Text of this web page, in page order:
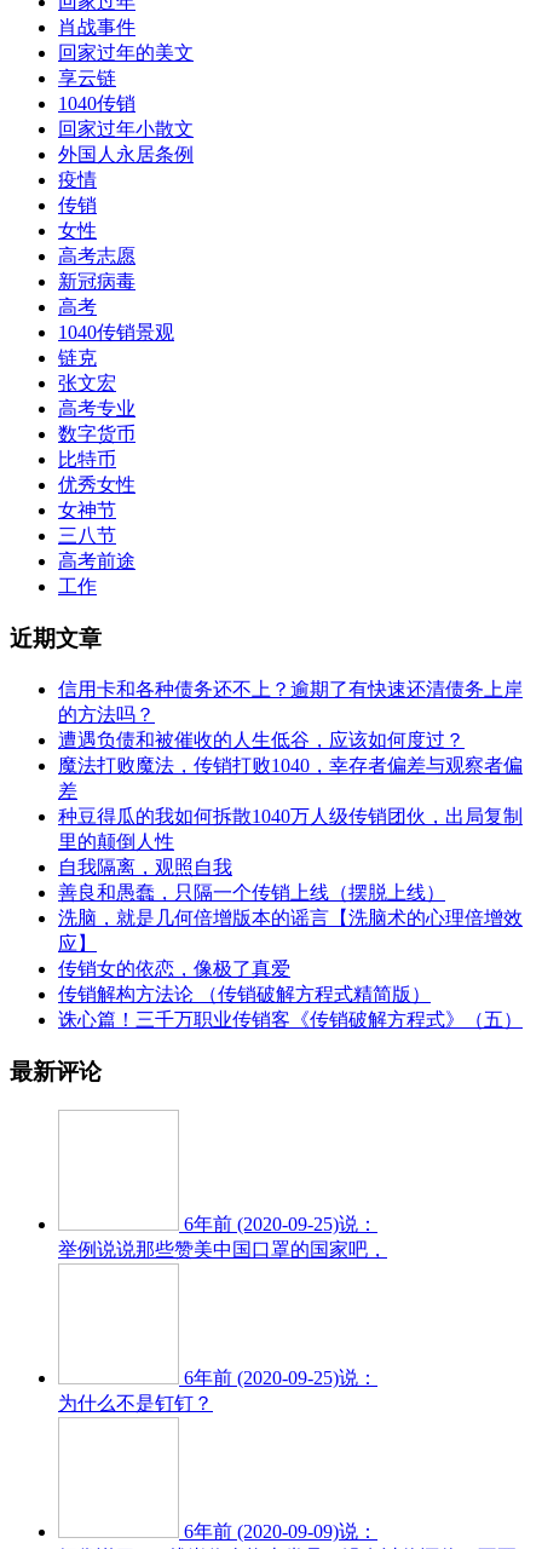
肖战事件
回家过年的美文
享云链
1040传销
回家过年小散文
外国人永居条例
疫情
传销
女性
高考志愿
新冠病毒
高考
1040传销景观
链克
张文宏
高考专业
数字货币
比特币
优秀女性
女神节
三八节
高考前途
工作
近期文章
信用卡和各种债务还不上？逾期了有快速还清债务上岸
的方法吗？
遭遇负债和被催收的人生低谷，应该如何度过？
魔法打败魔法，传销打败1040，幸存者偏差与观察者偏
差
种豆得瓜的我如何拆散1040万人级传销团伙，出局复制
里的颠倒人性
自我隔离，观照自我
善良和愚蠢，只隔一个传销上线（摆脱上线）
洗脑，就是几何倍增版本的谣言【洗脑术的心理倍增效
应】
传销女的依恋，像极了真爱
传销解构方法论 （传销破解方程式精简版）
诛心篇！三千万职业传销客《传销破解方程式》（五）
最新评论
6年前 (2020-09-25)说：
举例说说那些赞美中国口罩的国家吧，
6年前 (2020-09-25)说：
为什么不是钉钉？
6年前 (2020-09-09)说：